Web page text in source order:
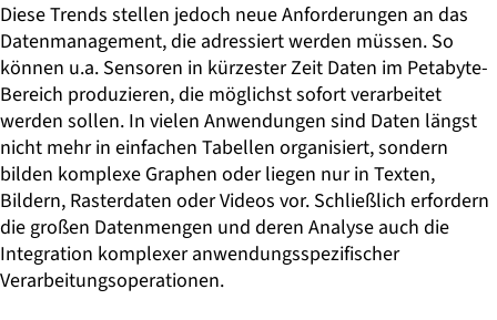
Diese Trends stellen jedoch neue Anforderungen an das
Datenmanagement, die adressiert werden müssen. So
können u.a. Sensoren in kürzester Zeit Daten im Petabyte-
Bereich produzieren, die möglichst sofort verarbeitet
werden sollen. In vielen Anwendungen sind Daten längst
nicht mehr in einfachen Tabellen organisiert, sondern
bilden komplexe Graphen oder liegen nur in Texten,
Bildern, Rasterdaten oder Videos vor. Schließlich erfordern
die großen Datenmengen und deren Analyse auch die
Integration komplexer anwendungsspezifischer
Verarbeitungsoperationen.